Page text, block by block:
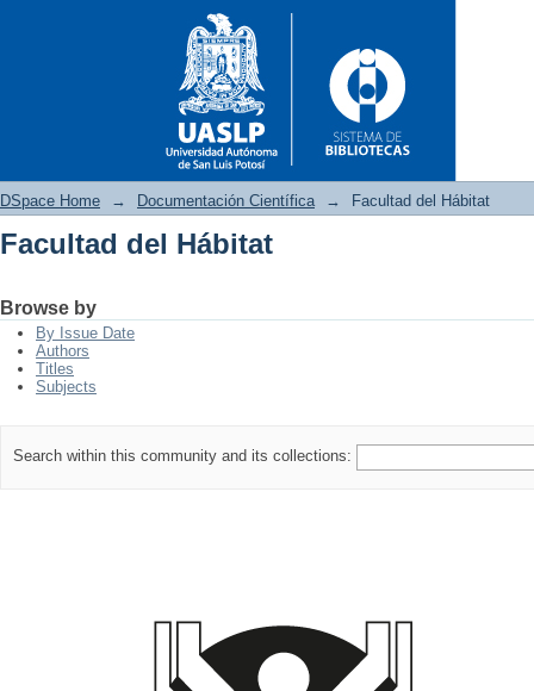
DSpace Home → Documentación Científica → Facultad del Hábitat
Facultad del Hábitat
Browse by
By Issue Date
Authors
Titles
Subjects
Search within this community and its collections: